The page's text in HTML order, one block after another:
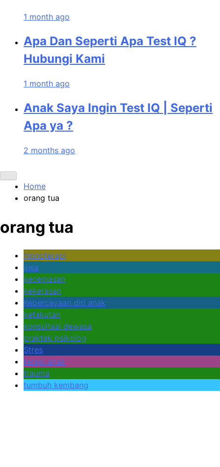
1 month ago
Apa Dan Seperti Apa Test IQ ?
Hubungi Kami
1 month ago
Anak Saya Ingin Test IQ | Seperti
Apa ya ?
2 months ago
Home
orang tua
orang tua
hipnoterapi
jiwa
kecemasan
kekerasan
Kepercayaan diri anak
ketakutan
konsultasi dewasa
praktek psikolog
Stres
terapi anak
trauma
tumbuh kembang